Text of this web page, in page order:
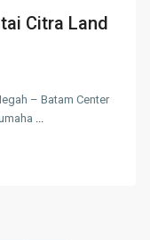
Citra Land
– Batam Center